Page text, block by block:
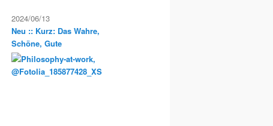
2024/06/13
Neu :: Kurz: Das Wahre,
Schöne, Gute